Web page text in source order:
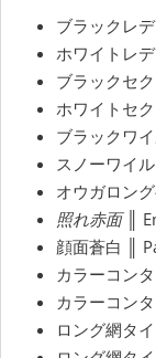
ブラックレ
ホワイトレ
ブラックセ
ホワイトセ
ブラックワ
スノーワイ
オウガロン
照れ赤面 ║
顔面蒼白 ║
カラーコン
カラーコン
ロング網タ